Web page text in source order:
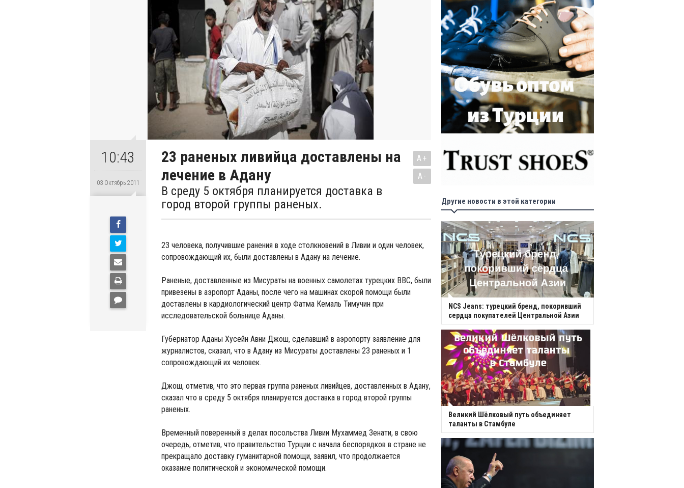
10:43
03 Октябрь 2011
23 раненых ливийца доставлены на
лечение в Адану
В среду 5 октября планируется доставка в
город второй группы раненых.
A+
A-
23 человека, получившие ранения в ходе столкновений в Ливии и один человек,
сопровождающий их, были доставлены в Адану на лечение.
Раненые, доставленные из Мисураты на военных самолетах турецких ВВС, были
привезены в аэропорт Аданы, после чего на машинах скорой помощи были
доставлены в кардиологический центр Фатма Кемаль Тимучин при
исследовательской больнице Аданы.
Губернатор Аданы Хусейн Авни Джош, сделавший в аэропорту заявление для
журналистов, сказал, что в Адану из Мисураты доставлены 23 раненых и 1
сопровождающий их человек.
Джош, отметив, что это первая группа раненых ливийцев, доставленных в Адану,
сказал что в среду 5 октября планируется доставка в город второй группы
раненых.
Временный поверенный в делах посольства Ливии Мухаммед Зенати, в свою
очередь, отметив, что правительство Турции с начала беспорядков в стране не
прекращало доставку гуманитарной помощи, заявил, что продолжается
оказание политической и экономической помощи.
Другие новости в этой категории
NCS Jeans: турецкий бренд, покоривший
сердца покупателей Центральной Азии
Великий Шёлковый путь объединяет
таланты в Стамбуле